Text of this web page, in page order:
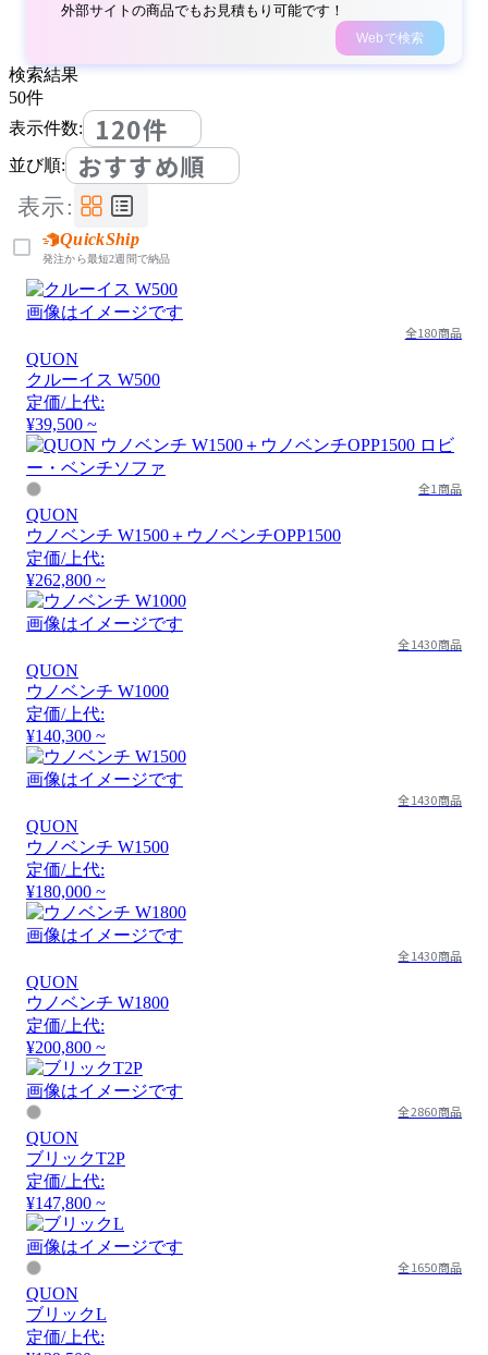
外部サイトの商品でもお見積もり可能です！
Webで検索
検索結果
50件
表示件数:
120件
並び順: おすすめ順
表示:
QuickShip
発注から最短2週間で納品
画像はイメージです
全180商品
QUON
クルーイス W500
定価/上代:
¥39,500 ~
全1商品
QUON
ウノベンチ W1500＋ウノベンチOPP1500
定価/上代:
¥262,800 ~
画像はイメージです
全1430商品
QUON
ウノベンチ W1000
定価/上代:
¥140,300 ~
画像はイメージです
全1430商品
QUON
ウノベンチ W1500
定価/上代:
¥180,000 ~
画像はイメージです
全1430商品
QUON
ウノベンチ W1800
定価/上代:
¥200,800 ~
画像はイメージです
全2860商品
QUON
ブリックT2P
定価/上代:
¥147,800 ~
画像はイメージです
全1650商品
QUON
ブリックL
定価/上代: